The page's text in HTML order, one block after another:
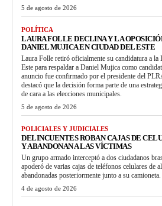
5 de agosto de 2026
POLÍTICA
LAURA FOLLE DECLINA Y LA
DANIEL MUJICA EN CIUDAD DEL ESTE
Laura Folle retiró oficialmente su candidatura a la
Este para respaldar a Daniel Mujica como
anuncio fue confirmado por el presidente del
destacó que la decisión forma parte de una
de cara a las elecciones municipales.
5 de agosto de 2026
POLICIALES Y JUDICIALES
DELINCUENTES ROBAN CAJAS DE
Y ABANDONAN A LAS VÍCTIMAS
Un grupo armado interceptó a dos ciudadanos
apoderó de varias cajas de teléfonos celulares de
abandonadas posteriormente junto a su camioneta.
4 de agosto de 2026